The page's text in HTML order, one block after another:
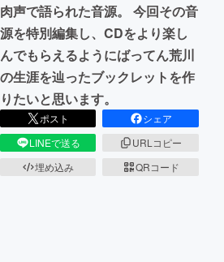
CAMPFIRE for Social Good
CAMPFIREふるさと納税machi-
肉声で語られた音源。 今回その音
源を特別編集し、CDをより楽し
んでもらえるようにばってん荒川
の生涯を辿ったブックレットを作
りたいと思います。
ポスト
シェア
LINEで送る
URLコピー
埋め込み
QRコード